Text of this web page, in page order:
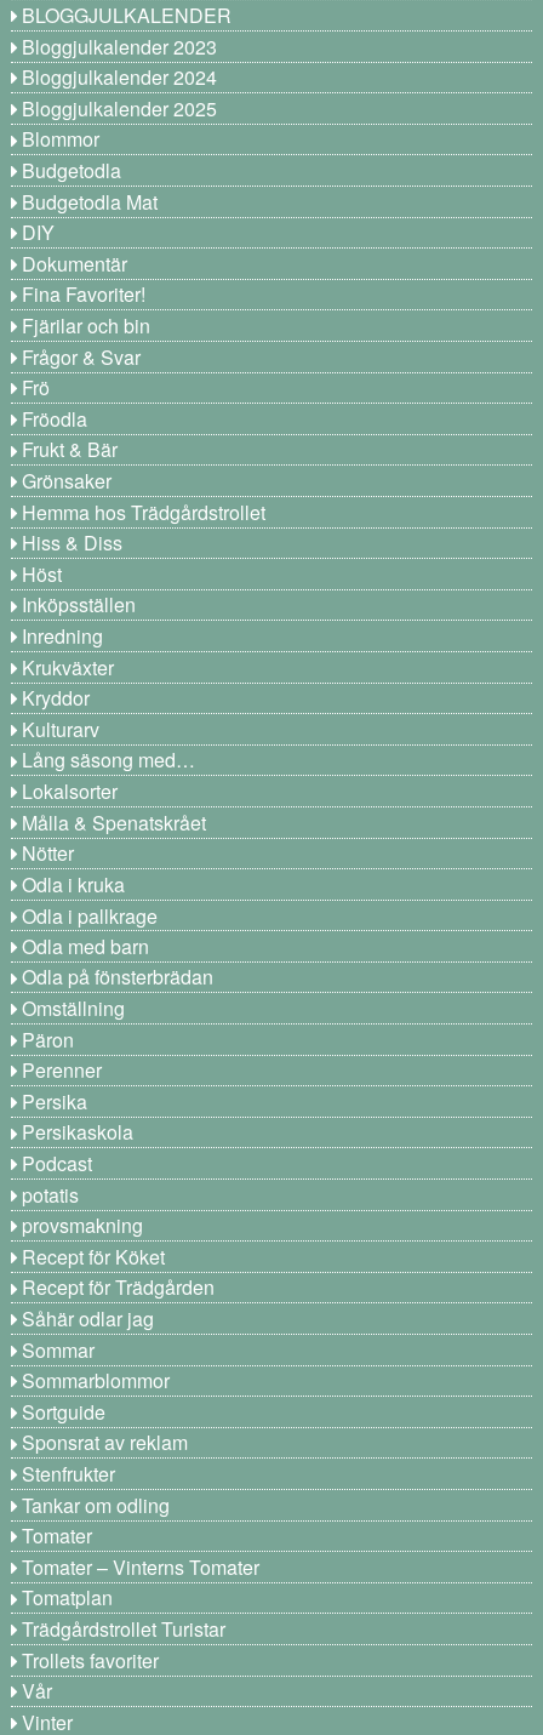
BLOGGJULKALENDER
Bloggjulkalender 2023
Bloggjulkalender 2024
Bloggjulkalender 2025
Blommor
Budgetodla
Budgetodla Mat
DIY
Dokumentär
Fina Favoriter!
Fjärilar och bin
Frågor & Svar
Frö
Fröodla
Frukt & Bär
Grönsaker
Hemma hos Trädgårdstrollet
Hiss & Diss
Höst
Inköpsställen
Inredning
Krukväxter
Kryddor
Kulturarv
Lång säsong med…
Lokalsorter
Målla & Spenatskrået
Nötter
Odla i kruka
Odla i pallkrage
Odla med barn
Odla på fönsterbrädan
Omställning
Päron
Perenner
Persika
Persikaskola
Podcast
potatis
provsmakning
Recept för Köket
Recept för Trädgården
Såhär odlar jag
Sommar
Sommarblommor
Sortguide
Sponsrat av reklam
Stenfrukter
Tankar om odling
Tomater
Tomater – Vinterns Tomater
Tomatplan
Trädgårdstrollet Turistar
Trollets favoriter
Vår
Vinter